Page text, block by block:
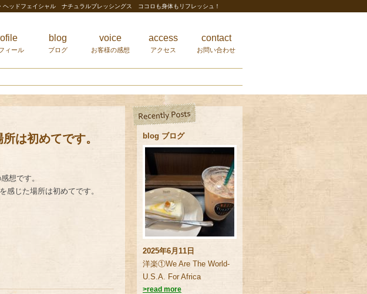
ッドフェイシャル ナチュラルブレッシングス ココロも身体もリフレッシュ！
ィール
blog
ブログ
voice
お客様の感想
access
アクセス
contact
お問い合わせ
は初めてです。
想です。
感じた場所は初めてです。
blog ブログ
2025年6月11日
洋楽①We Are The World-
U.S.A. For Africa
>read more